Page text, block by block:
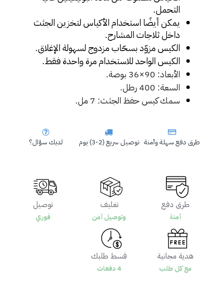
طرق دفع سهلة وآمنة توصيل سريع (2-3) يوم لديك سؤال؟
التحمل.
داخل ثلاجات المشارح.
الكيس مزوّد بسحّاب مزدوج لسهولة الإغلاق.
الكيس الواحد للاستخدام مرة واحدة فقط.
الأبعاد: 90×36 بوصة.
السعة: 400 رطل.
سمك كيس حفظ الجثث: 7 مل.
طرق دفع
آمنة
تغليف
وتوصيل آمن
توصيل
فوري
هدية مجانية
مع كل طلب
قسط طلبك
4 دفعات